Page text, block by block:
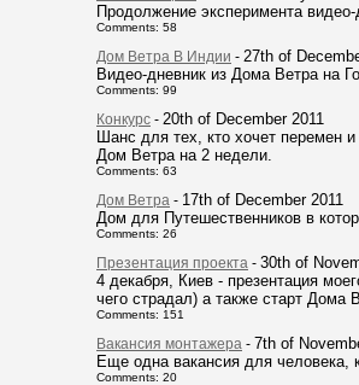
Продолжение эксперимента видео-
Comments: 58
Дом Ветра В Индии - 27th of
Видео-дневник из Дома Ветра на
Comments: 99
Конкурс - 20th of December 2011
Шанс для тех, кто хочет перемен
Дом Ветра на 2 недели.
Comments: 63
Дом Ветра - 17th of December 2011
Дом для Путешественников в
Comments: 26
Презентация проекта - 30th of
4 декабря, Киев - презентация
чего страдал) а также старт Дома
Comments: 151
Вакансия монтажера - 7th of
Еще одна вакансия для человека,
Comments: 20